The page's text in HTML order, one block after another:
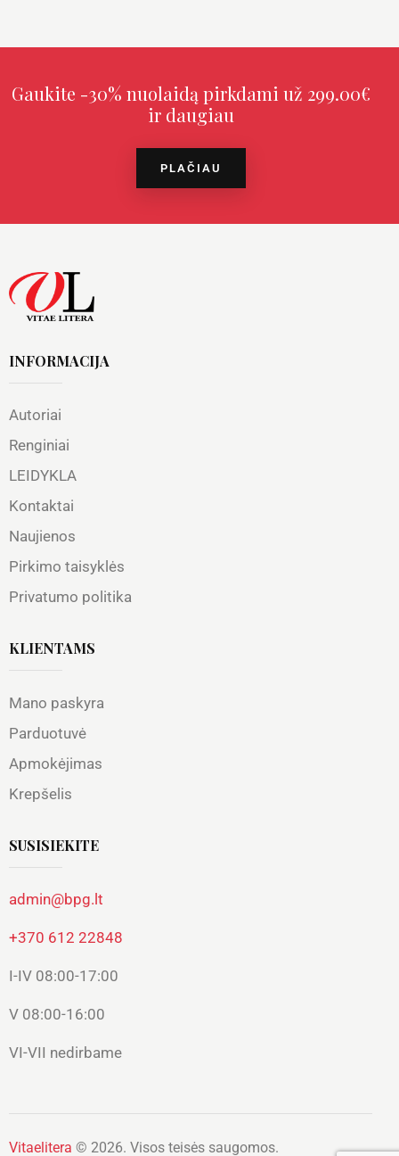
Gaukite -30% nuolaidą pirkdami už 299.00€
ir daugiau
PLAČIAU
INFORMACIJA
Autoriai
Renginiai
LEIDYKLA
Kontaktai
Naujienos
Pirkimo taisyklės
Privatumo politika
KLIENTAMS
Mano paskyra
Parduotuvė
Apmokėjimas
Krepšelis
SUSISIEKITE
admin@bpg.lt
+370 612 22848
I-IV 08:00-17:00
V 08:00-16:00
VI-VII nedirbame
Vitaelitera © 2026. Visos teisės saugomos.